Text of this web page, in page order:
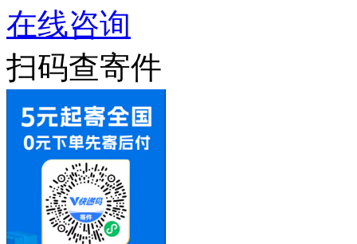
在线咨询
扫码查寄件